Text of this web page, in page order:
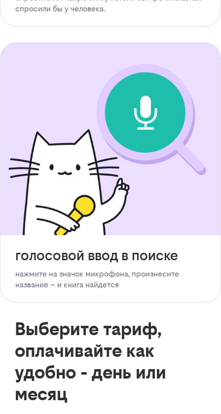
спросили бы у человека.
голосовой ввод в поиске
нажмите на значок микрофона, произнесите
название – и книга найдется
Выберите тариф,
оплачивайте как
удобно - день или
месяц